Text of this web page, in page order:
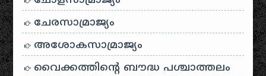
ചേരസാമ്രാജ്യം
അശോകസാമ്രാജ്യം
വൈക്കത്തിന്റെ ബൗദ്ധ പശ്ചാത്തലം